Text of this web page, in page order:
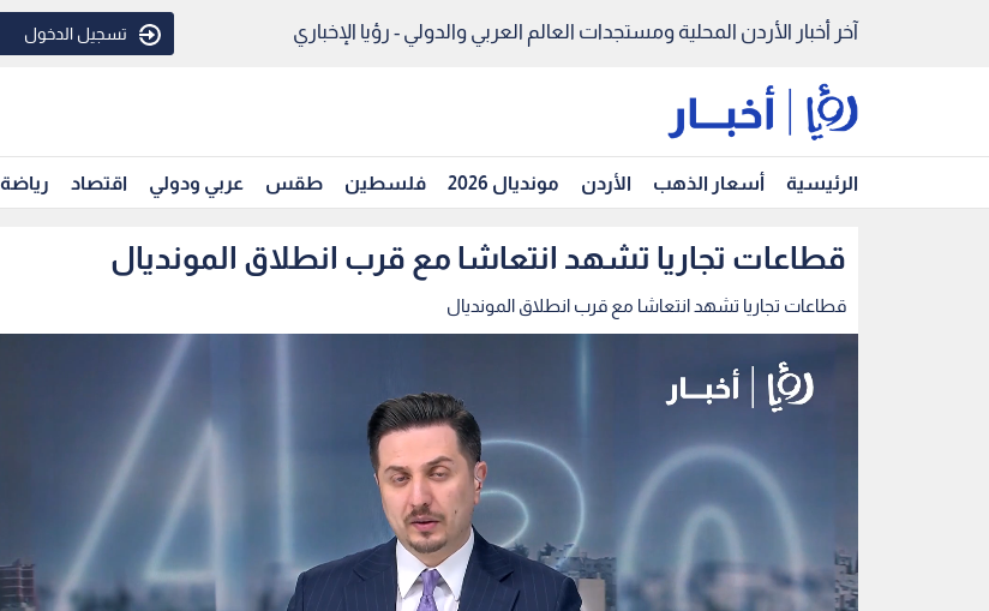
آخر أخبار الأردن المحلية ومستجدات العالم العربي والدولي - رؤيا الإخباري تسجيل الدخول
الرئيسية أسعار الذهب الأردن مونديال 2026 فلسطين طقس عربي ودولي اقتصاد رياضة
قطاعات تجاريا تشهد انتعاشا مع قرب انطلاق المونديال
قطاعات تجاريا تشهد انتعاشا مع قرب انطلاق المونديال